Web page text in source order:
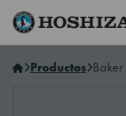
Hoshizaki Spain
Productos